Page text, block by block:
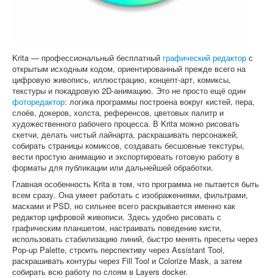
Krita — профессиональный бесплатный графический редактор с
открытым исходным кодом, ориентированный прежде всего на
цифровую живопись, иллюстрацию, концепт-арт, комиксы,
текстуры и покадровую 2D-анимацию. Это не просто ещё один
фоторедактор: логика программы построена вокруг кистей, пера,
слоёв, докеров, холста, референсов, цветовых палитр и
художественного рабочего процесса. В Krita можно рисовать
скетчи, делать чистый лайнарта, раскрашивать персонажей,
собирать страницы комиксов, создавать бесшовные текстуры,
вести простую анимацию и экспортировать готовую работу в
форматы для публикации или дальнейшей обработки.
Главная особенность Krita в том, что программа не пытается быть
всем сразу. Она умеет работать с изображениями, фильтрами,
масками и PSD, но сильнее всего раскрывается именно как
редактор цифровой живописи. Здесь удобно рисовать с
графическим планшетом, настраивать поведение кисти,
использовать стабилизацию линий, быстро менять пресеты через
Pop-up Palette, строить перспективу через Assistant Tool,
раскрашивать контуры через Fill Tool и Colorize Mask, а затем
собирать всю работу по слоям в Layers docker.